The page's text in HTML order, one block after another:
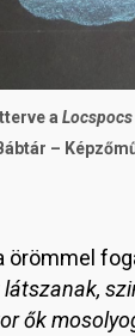
a
–
örömmel
ők